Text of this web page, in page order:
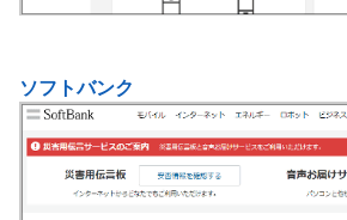
ソフトバンク